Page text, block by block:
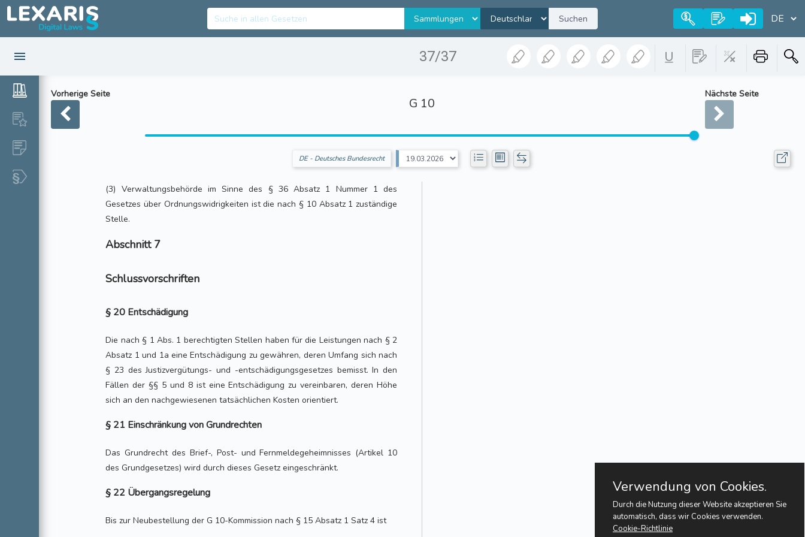
Suchen
37/37
Vorherige Seite
G 10
Nächste Seite
DE - Deutsches Bundesrecht
(3) Verwaltungsbehörde im Sinne des § 36 Absatz 1 Nummer 1 des
Gesetzes über Ordnungswidrigkeiten ist die nach § 10 Absatz 1 zuständige
Stelle.
Abschnitt 7
Schlussvorschriften
§ 20 Entschädigung
Die nach § 1 Abs. 1 berechtigten Stellen haben für die Leistungen nach § 2
Absatz 1 und 1a eine Entschädigung zu gewähren, deren Umfang sich nach
§ 23 des Justizvergütungs- und -entschädigungsgesetzes bemisst. In den
Fällen der §§ 5 und 8 ist eine Entschädigung zu vereinbaren, deren Höhe
sich an den nachgewiesenen tatsächlichen Kosten orientiert.
§ 21 Einschränkung von Grundrechten
Das Grundrecht des Brief-, Post- und Fernmeldegeheimnisses (Artikel 10
des Grundgesetzes) wird durch dieses Gesetz eingeschränkt.
§ 22 Übergangsregelung
Bis zur Neubestellung der G 10-Kommission nach § 15 Absatz 1 Satz 4 ist
Verwendung von Cookies.
Durch die Nutzung dieser Website akzeptieren Sie
automatisch, dass wir Cookies verwenden.
Cookie-Richtlinie